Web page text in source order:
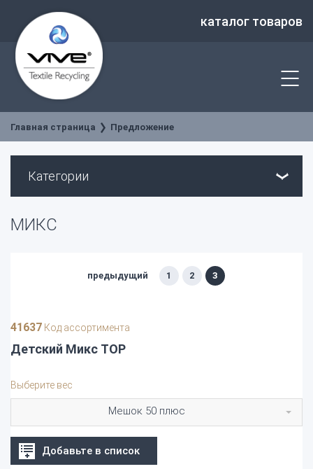
каталог товаров
Главная страница Предложение
Категории
МИКС
предыдущий 1 2 3
41637 Код ассортимента
Детский Микс TOP
Выберите вес
Мешок 50 плюс
Добавьте в список